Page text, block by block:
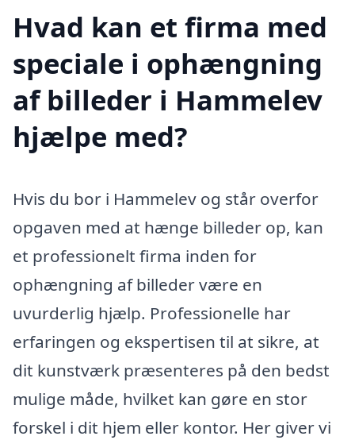
Hvad kan et firma med
speciale i ophængning
af billeder i Hammelev
hjælpe med?
Hvis du bor i Hammelev og står overfor
opgaven med at hænge billeder op, kan
et professionelt firma inden for
ophængning af billeder være en
uvurderlig hjælp. Professionelle har
erfaringen og ekspertisen til at sikre, at
dit kunstværk præsenteres på den bedst
mulige måde, hvilket kan gøre en stor
forskel i dit hjem eller kontor. Her giver vi